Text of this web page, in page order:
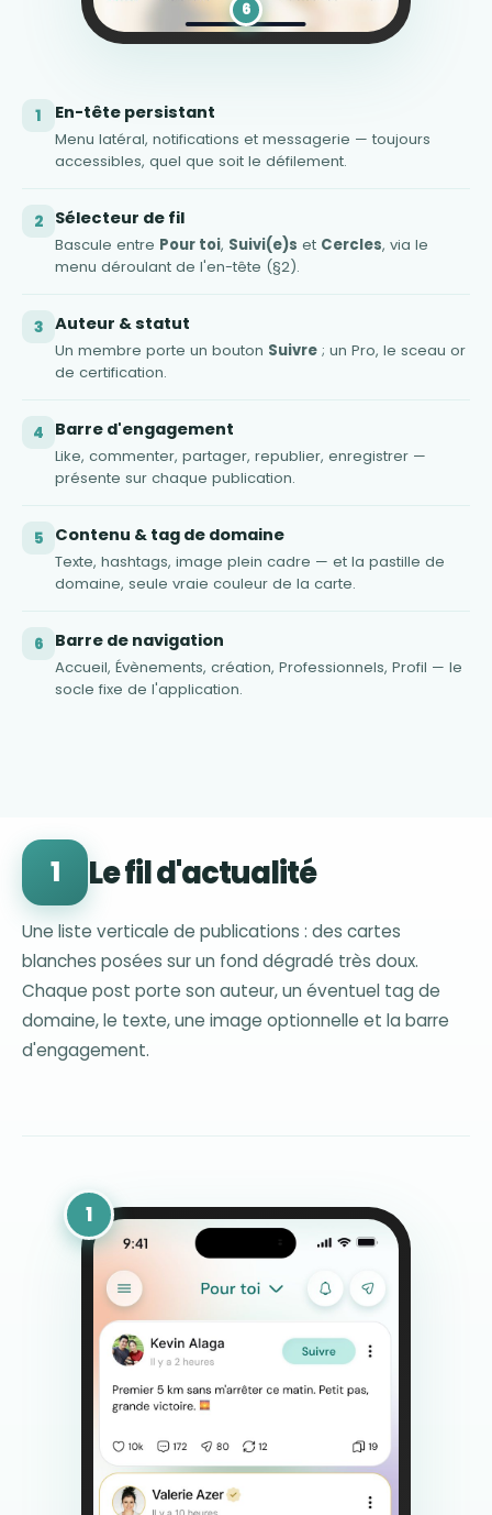
6
1 En-tête persistant
Menu latéral, notifications et messagerie — toujours
accessibles, quel que soit le défilement.
2 Sélecteur de fil
Bascule entre Pour toi, Suivi(e)s et Cercles, via le
menu déroulant de l'en-tête (§2).
3 Auteur & statut
Un membre porte un bouton Suivre ; un Pro, le sceau or
de certification.
4 Barre d'engagement
Like, commenter, partager, republier, enregistrer —
présente sur chaque publication.
5 Contenu & tag de domaine
Texte, hashtags, image plein cadre — et la pastille de
domaine, seule vraie couleur de la carte.
6 Barre de navigation
Accueil, Évènements, création, Professionnels, Profil — le
socle fixe de l'application.
1 Le fil d'actualité
Une liste verticale de publications : des cartes
blanches posées sur un fond dégradé très doux.
Chaque post porte son auteur, un éventuel tag de
domaine, le texte, une image optionnelle et la barre
d'engagement.
1